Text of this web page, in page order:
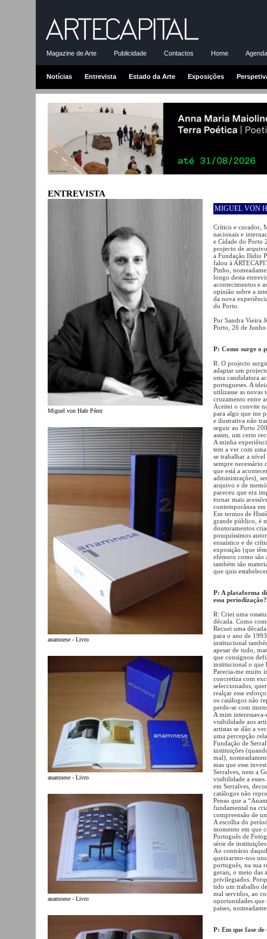
Magazine de Arte Publicidade Contactos Home
Notícias Entrevista Estado da Arte Exposições
ENTREVISTA
Miguel von Hafe Pérez
anamnese - Livro
anamnese - Livro
anamnese - Livro
MIGUEL VON
Crítico e curador,
nacionais e
e Cidade do Porto
projecto de
a Fundação Ilídio
falou à
Pinho,
longo desta
acontecimentos e
opinião sobre a
da nova
do Porto.
Por Sandra Vieira
Porto, 26 de
P: Como surge o
R: O projecto
adaptar um
uma candidatura
portugueses. A
utilizasse as novas
cruzamento entre
Aceitei o convite
para algo que me
e ilustrativa não
seguir ao Porto
assim, um certo
A minha
tem a ver com
se trabalhar a
sempre
que está a
administrações),
arquivo e de
pareceu que era
tornar mais
contemporânea
Em termos de
grande público, é
doutoramentos
pouquíssimos
ensaístico e de
exposição (que
efémero como são
também são
que quis
P: A plataforma
essa periodização?
R: Criei uma
década. Como
Recuei uma
para o ano de
institucional
apesar de tudo,
que consignou
institucional o que
Parecia-me muito
concretiza com
seleccionados,
realçar esse
os catálogos não
perde-se com
A mim
visibilidade aos
artistas se dão a
uma percepção
Fundação de
instituições
mal),
mas que esse
Serralves, nem a
visibilidade a
em Serralves,
catálogos não
Penso que a
fundamental na
compreensão de
A escolha do
momento em que
Português de
série de
Ao contrário
queixarmo-nos
português, na sua
gerais, o meio das
privilegiados.
tido um trabalho
mal servidos, ao
oportunidades que
países,
P: Em que fase